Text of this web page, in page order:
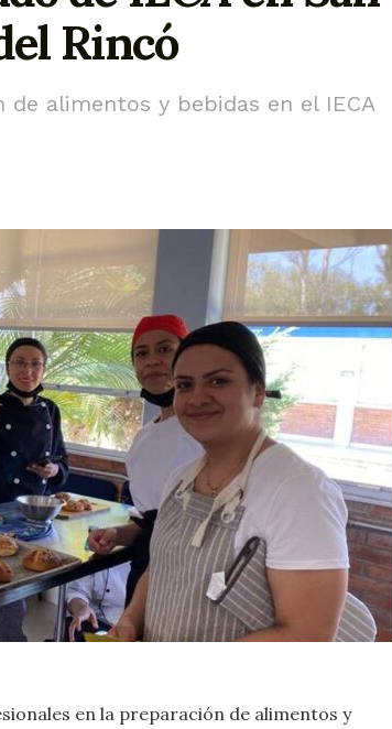
Rincó
alimentos y bebidas en el IECA
en la preparación de alimentos y